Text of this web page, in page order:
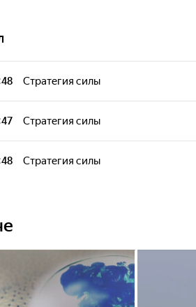
Стратегия силы
Стратегия силы
Стратегия силы